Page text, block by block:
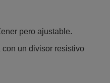
pero ajustable.
un divisor resistivo